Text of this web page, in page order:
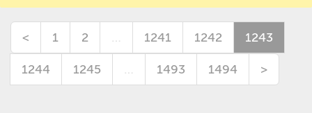
< 1 2 … 1241 1242 1243
1244 1245 … 1493 1494 >